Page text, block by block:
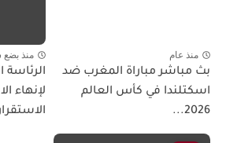
منذ عام
بث مباشر مباراة المغرب ضد
اسكتلندا في كأس العالم
2026...
منذ
لإنهاء